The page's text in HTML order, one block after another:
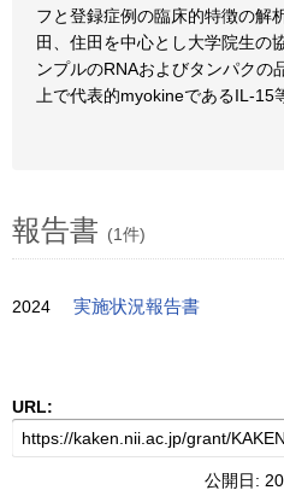
フと登録症例の臨床的特徴の解
田、住田を中心とし大学院生の
ンプルのRNAおよびタンパクの
上で代表的myokineであるIL-15
報告書 (1件)
2024 実施状況報告書
URL:
公開日: